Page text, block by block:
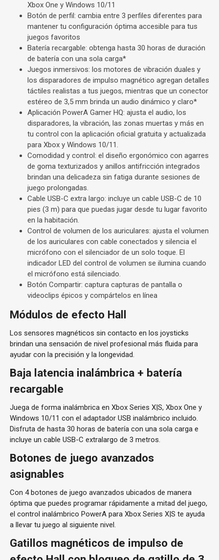
Xbox One y Windows 10/11
Botón de perfil: cambia entre 3 perfiles diferentes para
mantener tu configuración óptima accesible para tus
juegos favoritos
Batería recargable: obtenga hasta 30 horas de duración
de batería con una sola carga*
Juegos inmersivos: los motores de vibración duales y
los disparadores de impulso magnético agregan detalles
táctiles realistas a tus juegos, mientras que un conector
estéreo de 3,5 mm brinda un audio dinámico y claro*
Aplicación PowerA Gamer HQ: ajusta el audio, los
disparadores, la vibración, las zonas muertas y más en
tu control con la aplicación oficial gratuita y actualizada
para Xbox y Windows 10/11.
Comodidad y control: el diseño ergonómico con agarres
de goma texturizados y anillos antifricción integrados
brindan una delicadeza sin fatiga durante sesiones de
juego prolongadas.
Cable USB-C extra largo: incluye un cable USB-C de 10
pies (3 m) para que puedas jugar desde tu lugar favorito
en la habitación.
Control de volumen de los auriculares: ajusta el volumen
de los auriculares con cable conectados y silencia el
micrófono con el silenciador de un solo toque. El
indicador LED del control de volumen se ilumina cuando
el micrófono está silenciado.
Botón Compartir: captura capturas de pantalla o
videoclips épicos y compártelos en línea
Módulos de efecto Hall
Los sensores magnéticos sin contacto en los joysticks
brindan una sensación de nivel profesional más fluida para
ayudar con la precisión y la longevidad.
Baja latencia inalámbrica + batería
recargable
Juega de forma inalámbrica en Xbox Series X|S, Xbox One y
Windows 10/11 con el adaptador USB inalámbrico incluido.
Disfruta de hasta 30 horas de batería con una sola carga e
incluye un cable USB-C extralargo de 3 metros.
Botones de juego avanzados
asignables
Con 4 botones de juego avanzados ubicados de manera
óptima que puedes programar rápidamente a mitad del juego,
el control inalámbrico PowerA para Xbox Series X|S te ayuda
a llevar tu juego al siguiente nivel.
Gatillos magnéticos de impulso de